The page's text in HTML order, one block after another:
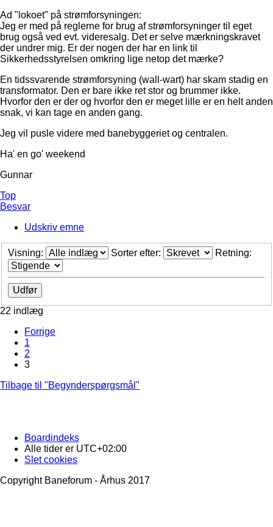
Ad "lokoet" på strømforsyningen:
Jeg er med på reglerne for brug af strømforsyninger til eget
brug også ved evt. videresalg. Det er selve mærkningskravet
der undrer mig. Er der nogen der har en link til
Sikkerhedsstyrelsen omkring lige netop det mærke?
En tidssvarende strømforsyning (wall-wart) har skam stadig en
transformator. Den er bare ikke ret stor og brummer ikke.
Hvorfor den er der og hvorfor den er meget lille er en helt anden
snak, vi kan tage en anden gang.
Jeg vil pusle videre med banebyggeriet og centralen.
Ha' en go' weekend
Gunnar
Top
Besvar
Udskriv emne
Visning: Sorter efter: Retning:
22 indlæg
Forrige
1
2
3
Tilbage til "Begynderspørgsmål"
Boardindeks
Alle tider er UTC+02:00
Slet cookies
Copyright Baneforum - Århus 2017